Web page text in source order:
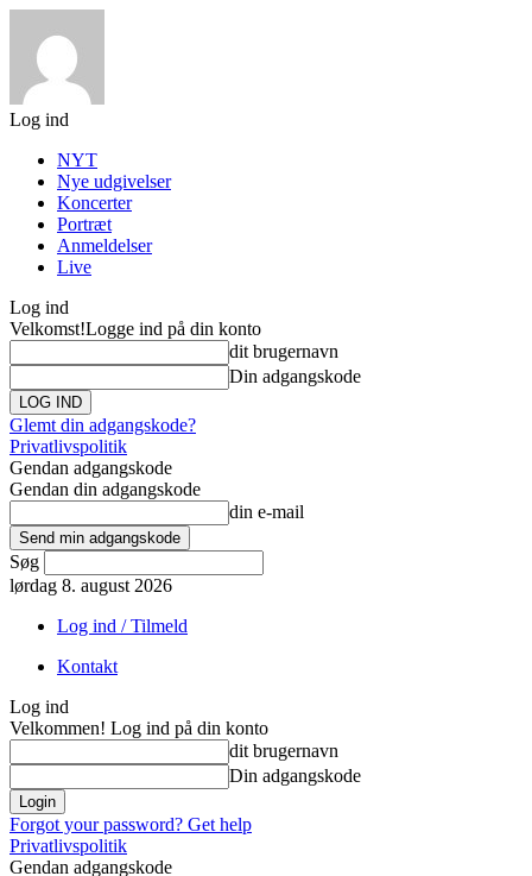
Log ind
NYT
Nye udgivelser
Koncerter
Portræt
Anmeldelser
Live
Log ind
Velkomst!Logge ind på din konto
dit brugernavn
Din adgangskode
Glemt din adgangskode?
Privatlivspolitik
Gendan adgangskode
Gendan din adgangskode
din e-mail
Søg
lørdag 8. august 2026
Log ind / Tilmeld
Kontakt
Log ind
Velkommen! Log ind på din konto
dit brugernavn
Din adgangskode
Forgot your password? Get help
Privatlivspolitik
Gendan adgangskode